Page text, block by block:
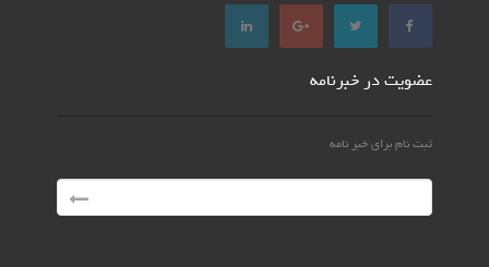
عضویت در خبرنامه
ثبت نام برای خبر نامه